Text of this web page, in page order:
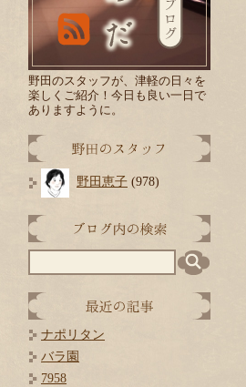
野田のスタッフが、津軽の日々を
楽しくご紹介！ 今日 も良い一日で
ありますように。
野田恵子 (978)
ナポリタン
バラ園
7958